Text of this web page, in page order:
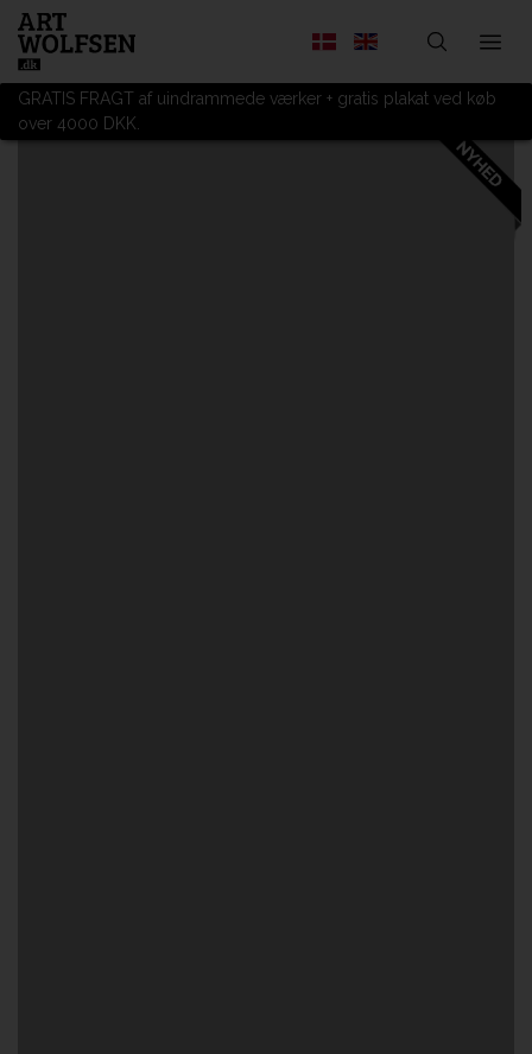
GRATIS FRAGT af uindrammede værker + gratis plakat ved køb
over 4000 DKK.